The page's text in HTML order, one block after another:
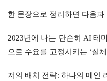
한 문장으로 정리하면 다음과
2023년에 나는 단순히 AI 테
으로 수요를 고정시키는 ‘실
저의 배치 전략: 하나의 메인